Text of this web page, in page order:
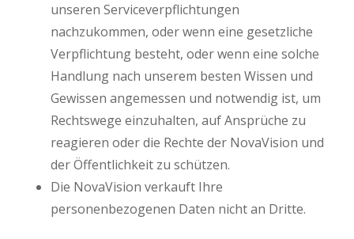
unseren Serviceverpflichtungen
nachzukommen, oder wenn eine gesetzliche
Verpflichtung besteht, oder wenn eine solche
Handlung nach unserem besten Wissen und
Gewissen angemessen und notwendig ist, um
Rechtswege einzuhalten, auf Ansprüche zu
reagieren oder die Rechte der NovaVision und
der Öffentlichkeit zu schützen.
Die NovaVision verkauft Ihre
personenbezogenen Daten nicht an Dritte.